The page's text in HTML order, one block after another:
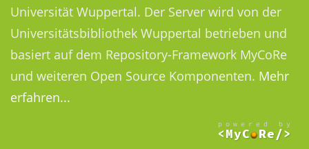
Universität Wuppertal. Der Server wird von der
Universitätsbibliothek Wuppertal betrieben und
basiert auf dem Repository-Framework MyCoRe
und weiteren Open Source Komponenten. Mehr
erfahren...